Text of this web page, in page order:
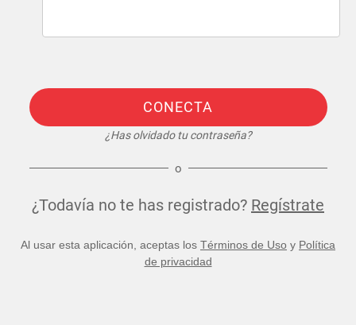
CONECTA
¿Has olvidado tu contraseña?
o
¿Todavía no te has registrado? Regístrate
Al usar esta aplicación, aceptas los Términos de Uso y Política
de privacidad